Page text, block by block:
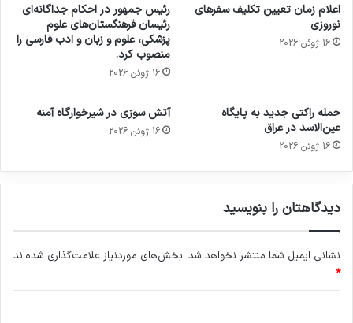
اعلام زمان تعیین تکلیف سفرهای
نوروزی
16 ژوئن 2026
رئیس جمهور در احکام جداگانه‌ای
رئیسان فرهنگستان‌های علوم
پزشکی، علوم و زبان و ادب فارسی را
منصوب کرد.
16 ژوئن 2026
حمله راکتی جدید به پایگاه
عین‌الاسد در عراق
16 ژوئن 2026
آتش سوزی در شیرخوارگاه آمنه
16 ژوئن 2026
دیدگاهتان را بنویسید
نشانی ایمیل شما منتشر نخواهد شد. بخش‌های موردنیاز علامت‌گذاری شده‌اند
*